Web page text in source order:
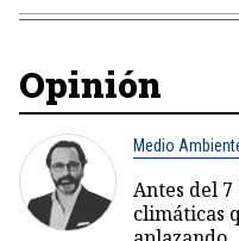
Opinión
Medio
Antes del 7
climáticas